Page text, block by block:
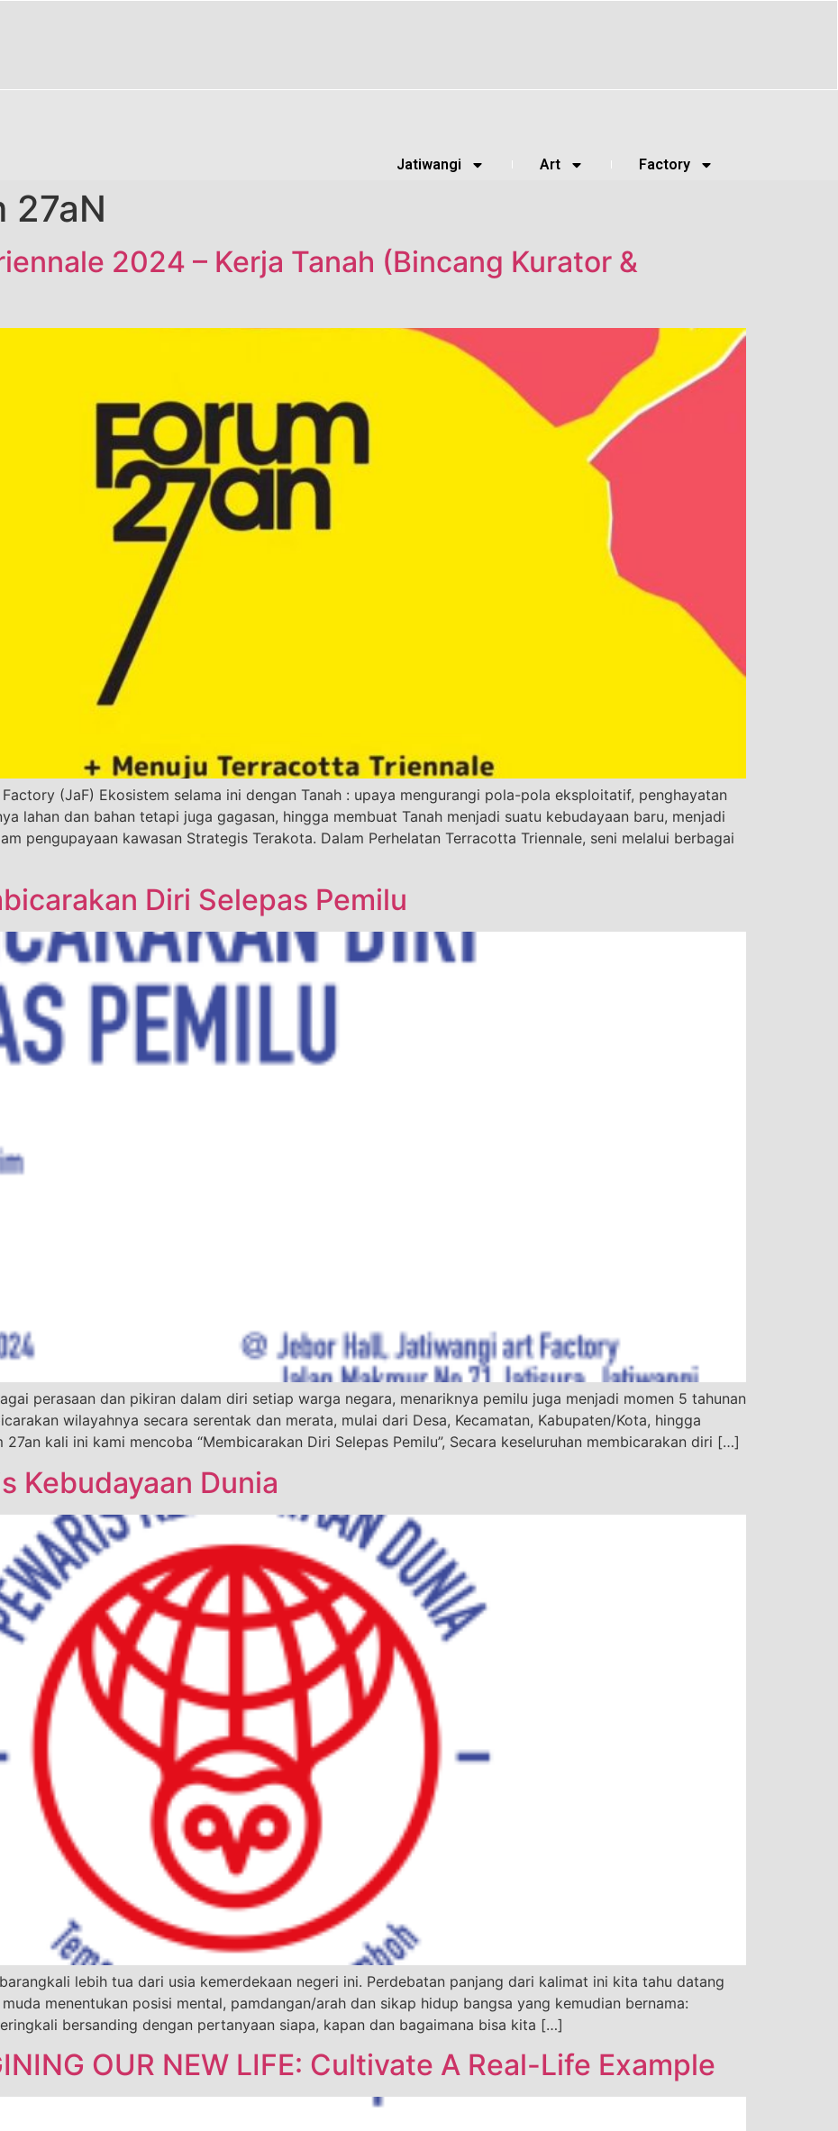
Jatiwangi Art Factory
27aN
2024 – Kerja Tanah (Bincang Kurator &
(JaF) Ekosistem selama ini dengan Tanah : upaya mengurangi pola-pola eksploitatif, penghayatan
lahan dan bahan tetapi juga gagasan, hingga membuat Tanah menjadi suatu kebudayaan baru, menjadi
pengupayaan kawasan Strategis Terakota. Dalam Perhelatan Terracotta Triennale, seni melalui berbagai
Diri Selepas Pemilu
perasaan dan pikiran dalam diri setiap warga negara, menariknya pemilu juga menjadi momen 5 tahunan
wilayahnya secara serentak dan merata, mulai dari Desa, Kecamatan, Kabupaten/Kota, hingga
27an kali ini kami mencoba “Membicarakan Diri Selepas Pemilu”, Secara keseluruhan membicarakan diri […]
Kebudayaan Dunia
lebih tua dari usia kemerdekaan negeri ini. Perdebatan panjang dari kalimat ini kita tahu datang
menentukan posisi mental, pamdangan/arah dan sikap hidup bangsa yang kemudian bernama:
bersanding dengan pertanyaan siapa, kapan dan bagaimana bisa kita […]
OUR NEW LIFE: Cultivate A Real-Life Example